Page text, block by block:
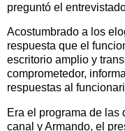
preguntó el
Acostumbrado a los
respuesta que el
escritorio amplio y
comprometedor,
respuestas al
Era el programa de las
canal y Armando, el